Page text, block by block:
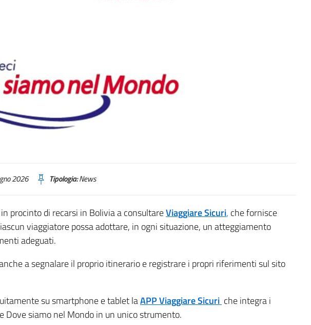
2026 Tipologia:News
procinto di recarsi in Bolivia a consultareViaggiare Sicuri, che fornisce
viaggiatore possa adottare, in ogni situazione, un atteggiamento
adeguati.
a segnalare il proprio itinerario e registrare i propri riferimenti sul sito
su smartphone e tablet laAPP Viaggiare Sicuri che integra i
Dove siamo nel Mondo in un unico strumento.